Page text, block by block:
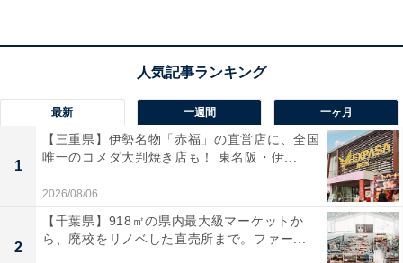
交通手段：【電車】熱海駅より無料送迎シャトルバスで
ーを利用／【車】東名高速道路「厚木IC」より小田原厚
木道路経由
料金
大人1名（参考価格）：公式Webサイトをご確認くださ
い
最新 一週間 一ヶ月
1
【三重県】伊勢名物「赤福」の直営店に、全国
唯一のコメダ大判焼き店も！ 東名阪・伊...
2026/08/06
2
【千葉県】918㎡の県内最大級マーケットか
ら、廃校をリノベした直売所まで。ファー...